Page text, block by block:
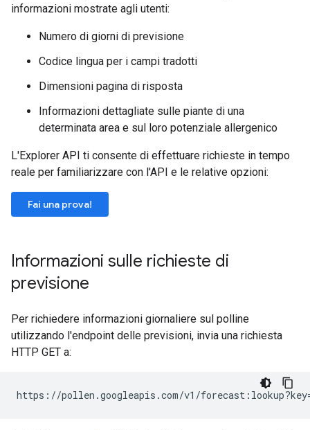
informazioni mostrate agli utenti:
Numero di giorni di previsione
Codice lingua per i campi tradotti
Dimensioni pagina di risposta
Informazioni dettagliate sulle piante di una
determinata area e sul loro potenziale allergenico
L'Explorer API ti consente di effettuare richieste in tempo
reale per familiarizzare con l'API e le relative opzioni:
Fai una prova!
Informazioni sulle richieste di
previsione
Per richiedere informazioni giornaliere sul polline
utilizzando l'endpoint delle previsioni, invia una richiesta
HTTP GET a:
https://pollen.googleapis.com/v1/